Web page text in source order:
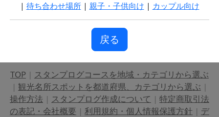
| 待ち合わせ場所| 親子・子供向け | カップル向け
戻る
TOP | スタンプログコースを地域・カテゴリから選ぶ
| 観光名所スポットを都道府県、カテゴリから選ぶ |
操作方法 | スタンプログ作成について | 特定商取引法
の表記・会社概要 | 利用規約・個人情報保護方針 | デ